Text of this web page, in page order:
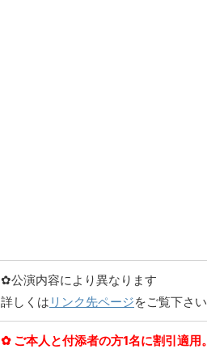
✿公演内容により異なります
詳しくは リンク先ページをご覧下さい
✿ ご本人と付添者の方1名に割引適用。